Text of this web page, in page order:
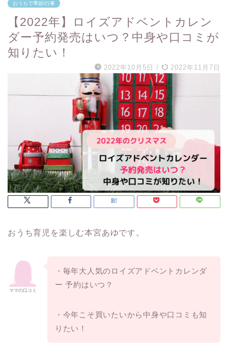
おうちで季節/行事
【2022年】ロイズアドベントカレン
ダー予約発売はいつ？中身や口コミが
知りたい！
2022年10月5日 / 2022年11月7日
おうち育児を楽しむ本宮あゆです。
ママの口コミ
・毎年大人気のロイズアドベントカレンダ
ー 予約はいつ？
・今年こそ買いたいから中身や口コミも知
りたい！